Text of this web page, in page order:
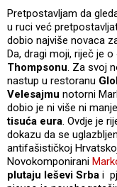
Pretpostavljam da
u ruci već
dobio najviše novaca
Da, dragi moji, riječ je
Thompsonu. Za svoj
nastup u restoranu
Velesajmu notorni
dobio je ni više ni
tisuća eura. Ovdje je
dokazu da se
antifašističkoj
Novokomponirani
plutaju leševi Srba i